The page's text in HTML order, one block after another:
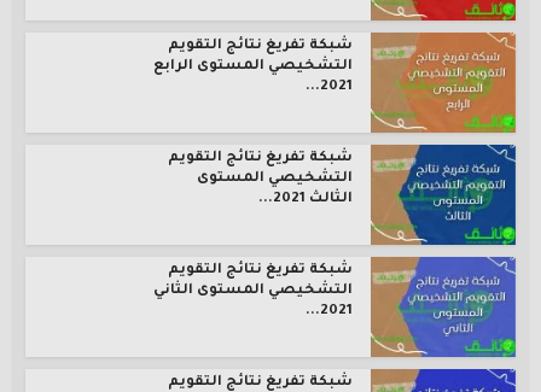
شبكة تفريغ نتائج التقويم
التشخيصي المستوى الرابع
2021...
شبكة تفريغ نتائج التقويم
التشخيصي المستوى
الثالث 2021...
شبكة تفريغ نتائج التقويم
التشخيصي المستوى الثاني
2021...
شبكة تفريغ نتائج التقويم